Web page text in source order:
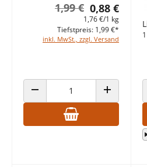
0,88 €
1,99 €
1,76 €/1 kg
inkl. MwSt., zzgl. Versand
Tiefstpreis: 1,99 €*
ANZAHL VERRINGERN ANZAHL